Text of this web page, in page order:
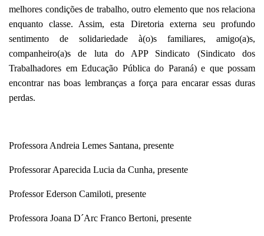
melhores condições de trabalho, outro elemento que nos relaciona
enquanto classe. Assim, esta Diretoria externa seu profundo
sentimento de solidariedade à(o)s familiares, amigo(a)s,
companheiro(a)s de luta do APP Sindicato (Sindicato dos
Trabalhadores em Educação Pública do Paraná) e que possam
encontrar nas boas lembranças a força para encarar essas duras
perdas.
Professora Andreia Lemes Santana, presente
Professorar Aparecida Lucia da Cunha, presente
Professor Ederson Camiloti, presente
Professora Joana D´Arc Franco Bertoni, presente